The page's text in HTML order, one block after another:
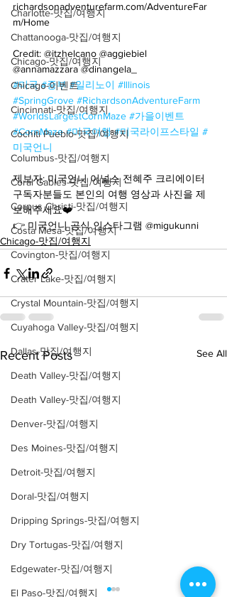
Charlotte-맛집/여행지
Chattanooga-맛집/여행지
Chicago-맛집/여행지
Chicago-이벤트
Cincinnati-맛집/여행지
Cochiti Pueblo-맛집/여행지
Columbus-맛집/여행지
Coral Gables-맛집/여행지
Corpus Christi-맛집/여행지
Costa Mesa-맛집/여행지
Covington-맛집/여행지
Crater Lake-맛집/여행지
Crystal Mountain-맛집/여행지
Cuyahoga Valley-맛집/여행지
Dallas-맛집/여행지
Death Valley-맛집/여행지
Death Valley-맛집/여행지
Denver-맛집/여행지
Des Moines-맛집/여행지
Detroit-맛집/여행지
Doral-맛집/여행지
Dripping Springs-맛집/여행지
Dry Tortugas-맛집/여행지
Edgewater-맛집/여행지
El Paso-맛집/여행지
richardsonadventurefarm.com/AdventureFar
m/Home
Credit: @itzhelcano @aggiebiel
@annamazzara @dinangela_
#미국 #중부 #일리노이 #Illinois
#SpringGrove #RichardsonAdventureFarm
#WorldsLargestCornMaze #가을이벤트
#CornMaze #미국여행 #미국라이프스타일 #
미국언니
제보자: 미국언니 어널스 전혜주 크리에이터
구독자분들도 본인의 여행 영상과 사진을 제
보해주세요❤️
👉 미국언니 공식 인스타그램 @migukunni
Chicago-맛집/여행지
Recent Posts See All